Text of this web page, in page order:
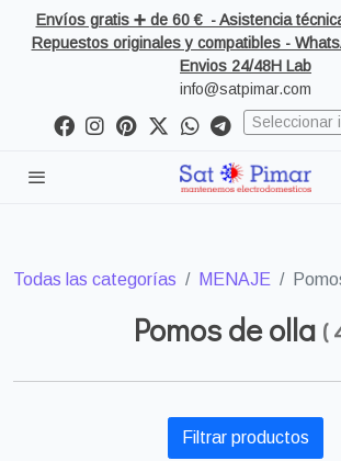
Envíos gratis ➕ de 60 € - Asistencia
Repuestos originales y compatibles -
Envios 24/48H Lab
info@satpimar.com
Seleccionar
Todas las categorías MENAJE
Pomos de olla (
Filtrar productos